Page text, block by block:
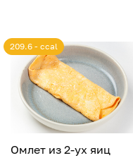
Омлет из 2-ух яиц
209.6 - ccal